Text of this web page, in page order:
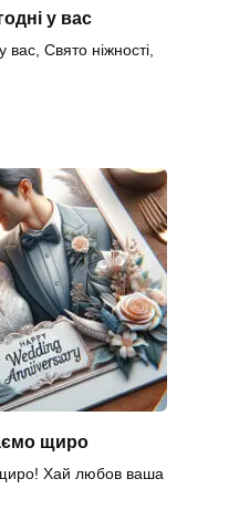
у вас
вас, Свято ніжності,
щиро
Хай любов ваша